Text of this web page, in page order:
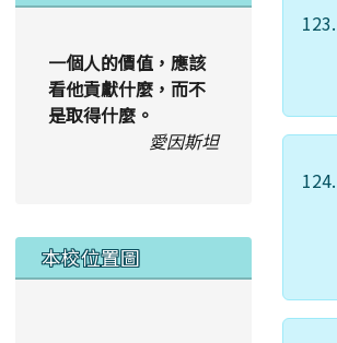
一個人的價值，應該
看他貢獻什麼，而不
是取得什麼。
愛因斯坦
本校位置圖
123.
124.